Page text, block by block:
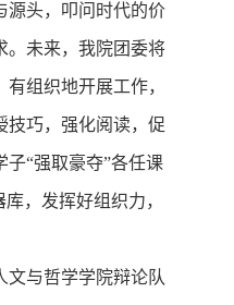
源头，叩问时代的价
。未来，我院团委将
组织地开展工作，
技巧，强化阅读，促
子“强取豪夺”各任课
，发挥好组织力，
文与哲学学院辩论队